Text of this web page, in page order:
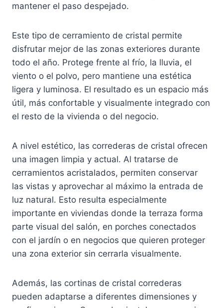
mantener el paso despejado.
Este tipo de cerramiento de cristal permite
disfrutar mejor de las zonas exteriores durante
todo el año. Protege frente al frío, la lluvia, el
viento o el polvo, pero mantiene una estética
ligera y luminosa. El resultado es un espacio más
útil, más confortable y visualmente integrado con
el resto de la vivienda o del negocio.
A nivel estético, las correderas de cristal ofrecen
una imagen limpia y actual. Al tratarse de
cerramientos acristalados, permiten conservar
las vistas y aprovechar al máximo la entrada de
luz natural. Esto resulta especialmente
importante en viviendas donde la terraza forma
parte visual del salón, en porches conectados
con el jardín o en negocios que quieren proteger
una zona exterior sin cerrarla visualmente.
Además, las cortinas de cristal correderas
pueden adaptarse a diferentes dimensiones y